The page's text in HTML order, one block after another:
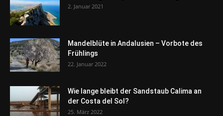
2. Januar 2021
Mandelblüte in Andalusien – Vorbote des
Frühlings
22. Januar 2022
Wie lange bleibt der Sandstaub Calima an
der Costa del Sol?
25. März 2022